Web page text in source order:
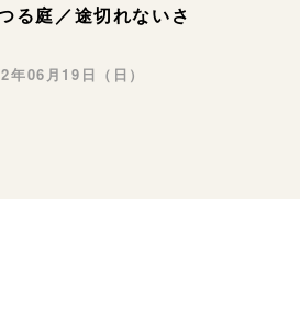
庭／途切れないさ
06月19日（日）